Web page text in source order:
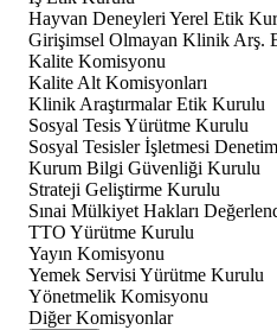
Hayvan Deneyleri Yerel Etik
Girişimsel Olmayan Klinik Arş.
Kalite Komisyonu
Kalite Alt Komisyonları
Klinik Araştırmalar Etik Kurulu
Sosyal Tesis Yürütme Kurulu
Sosyal Tesisler İşletmesi
Kurum Bilgi Güvenliği Kurulu
Strateji Geliştirme Kurulu
Sınai Mülkiyet Hakları
TTO Yürütme Kurulu
Yayın Komisyonu
Yemek Servisi Yürütme Kurulu
Yönetmelik Komisyonu
Diğer Komisyonlar